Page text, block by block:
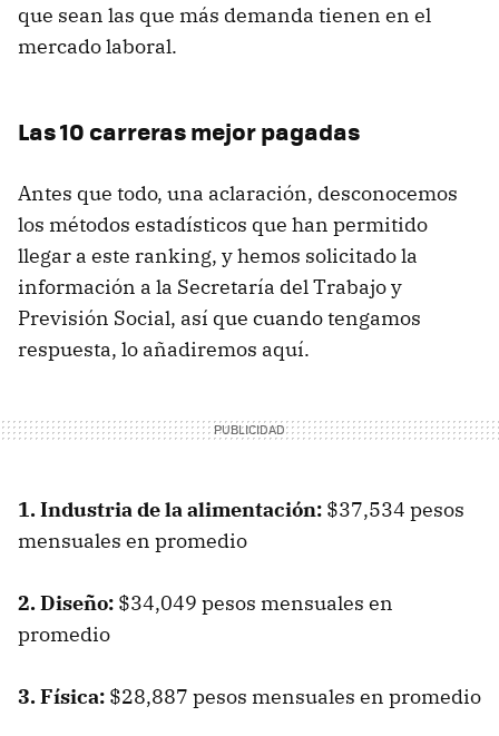
que sean las que más demanda tienen en el
mercado laboral.
Las 10 carreras mejor pagadas
Antes que todo, una aclaración, desconocemos
los métodos estadísticos que han permitido
llegar a este ranking, y hemos solicitado la
información a la Secretaría del Trabajo y
Previsión Social, así que cuando tengamos
respuesta, lo añadiremos aquí.
1. Industria de la alimentación: $37,534 pesos
mensuales en promedio
2. Diseño: $34,049 pesos mensuales en
promedio
3. Física: $28,887 pesos mensuales en promedio